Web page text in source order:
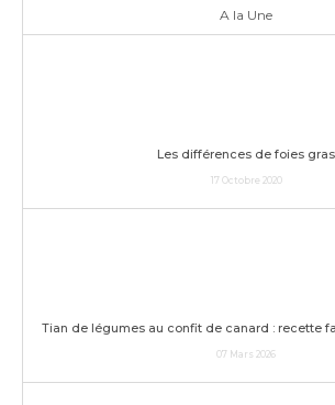
A la Une
Les différences de foies gras
17 Octobre 2020
Tian de légumes au confit de canard : recette
07 Mars 2026